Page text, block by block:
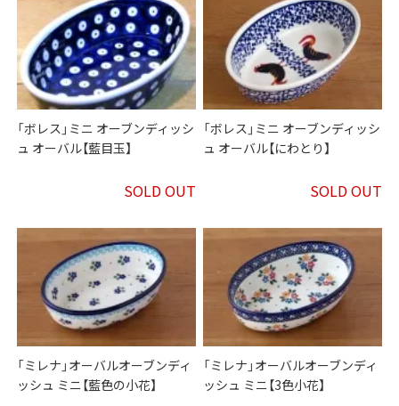
「ボレス」ミニ オーブンディッシ
ュ オーバル【藍目玉】
SOLD OUT
「ボレス」ミニ オーブンディッシ
ュ オーバル【にわとり】
SOLD OUT
「ミレナ」オーバルオーブンディ
ッシュ ミニ【藍色の小花】
「ミレナ」オーバルオーブンディ
ッシュ ミニ【3色小花】